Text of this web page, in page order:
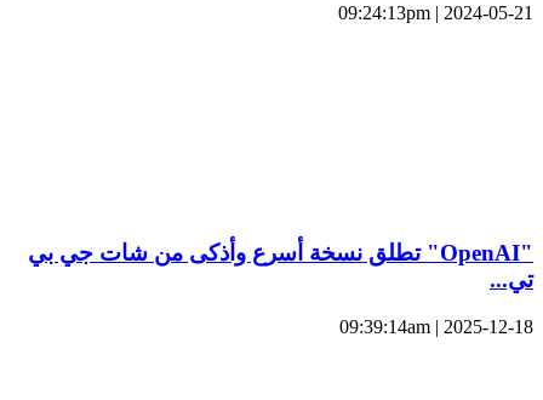
2024-05-21 | 09:24:13pm
"OpenAI" تطلق نسخة أسرع وأذكى من شات جي بي
تي...
2025-12-18 | 09:39:14am